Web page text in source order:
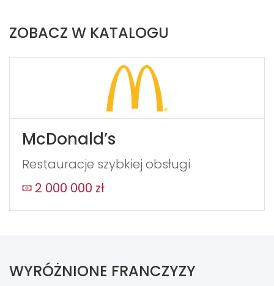
ZOBACZ W KATALOGU
McDonald’s
Restauracje szybkiej obsługi
2 000 000 zł
WYRÓŻNIONE FRANCZYZY